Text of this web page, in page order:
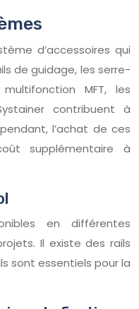
d’accessoires qui
de guidage, les serre-
MFT, les
contribuent à
l’achat de ces
supplémentaire à
en différentes
Il existe des rails
sont essentiels pour la